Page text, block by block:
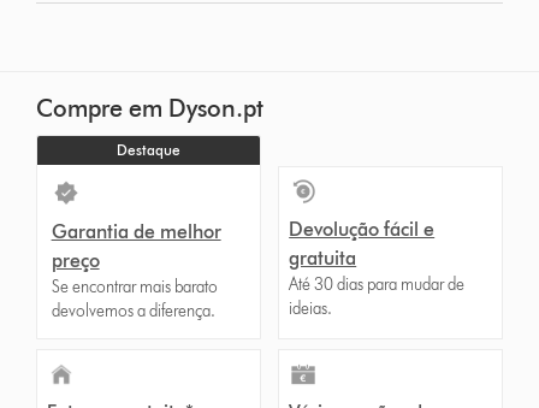
Compre em Dyson.pt
Destaque
Garantia de melhor
preço
Se encontrar mais barato
devolvemos a diferença.
Devolução fácil e
gratuita
Até 30 dias para mudar de
ideias.